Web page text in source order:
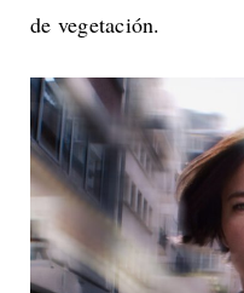
de vegetación.